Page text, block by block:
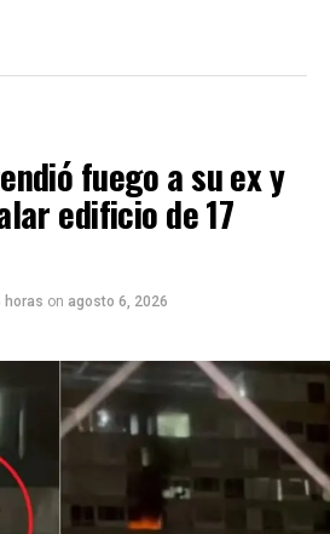
fuego a su ex y
edificio de 17
horas on agosto 6, 2026